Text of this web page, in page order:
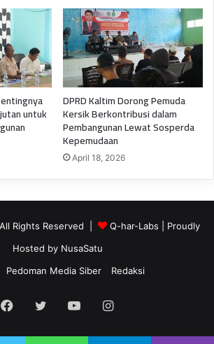
untuk
DPRD Kaltim Dorong Pemuda
Kersik Berkontribusi dalam
Pembangunan Lewat Sosperda
Kepemudaan
April 18, 2026
Rights Reserved | Q-har-Labs | Proudly
Hosted by NusaSatu
Pedoman Media Siber Redaksi
Facebook
TwitterYouTubeInstagram